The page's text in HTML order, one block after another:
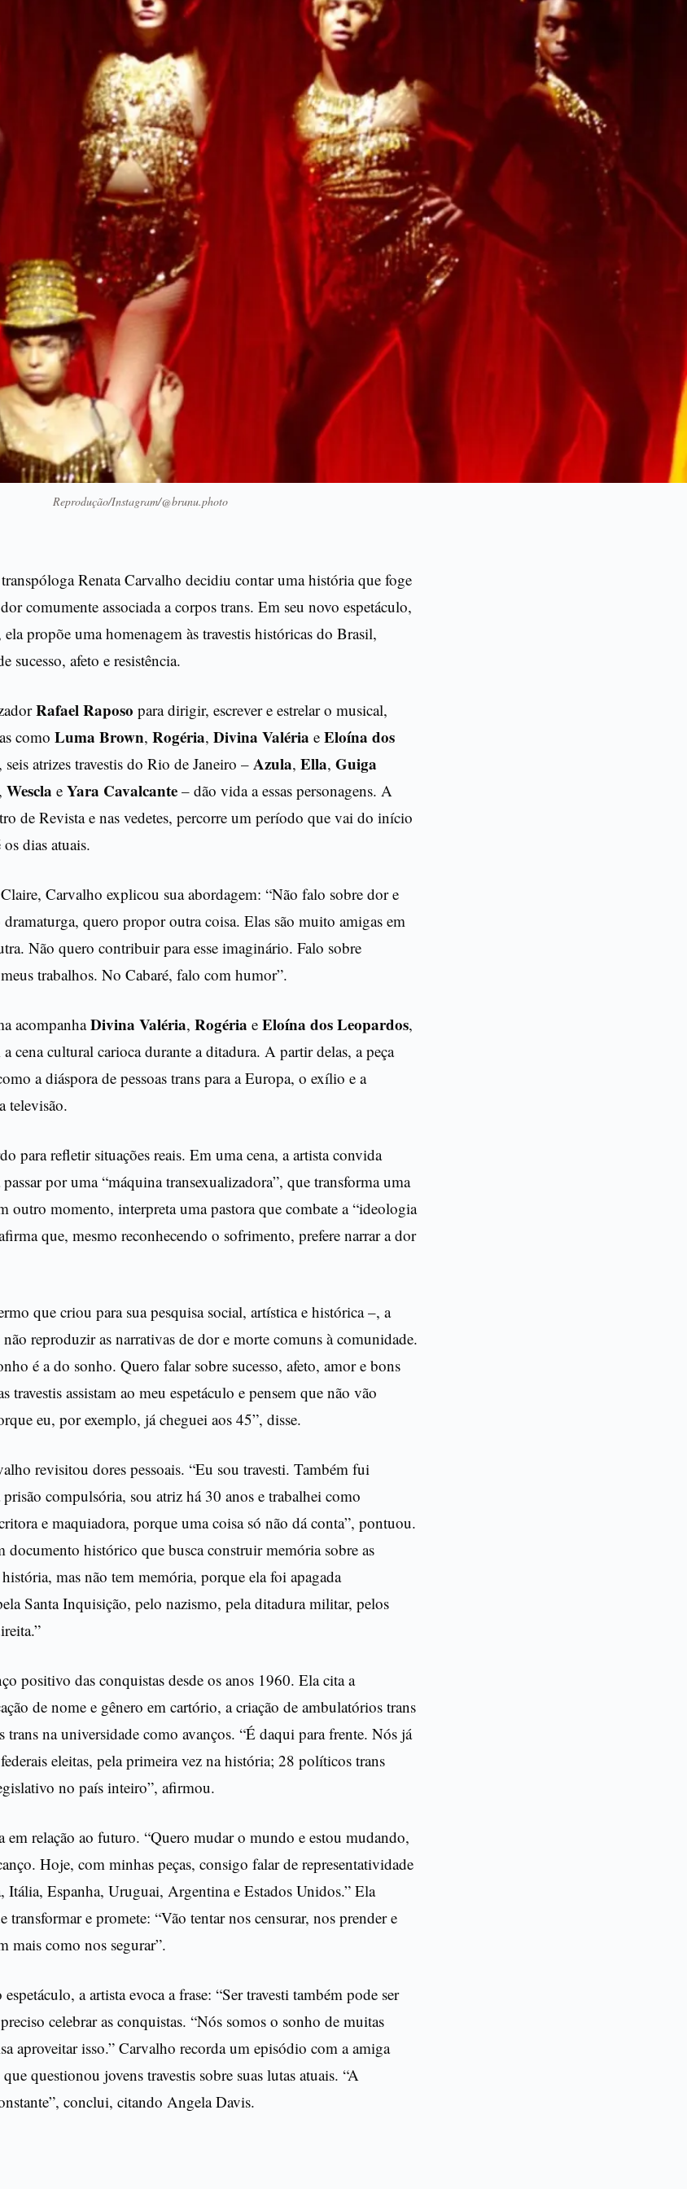
Reprodução/Instagram/@brunu.photo
Renata Carvalho decidiu contar uma história que foge
comumente associada a corpos trans. Em seu novo espetáculo,
ela propõe uma homenagem às travestis históricas do Brasil,
sucesso, afeto e resistência.
Rafael Raposo para dirigir, escrever e estrelar o musical,
como Luma Brown, Rogéria, Divina Valéria e Eloína dos
atrizes travestis do Rio de Janeiro – Azula, Ella, Guiga
, Wescla e Yara Cavalcante – dão vida a essas personagens. A
de Revista e nas vedetes, percorre um período que vai do início
dias atuais.
Carvalho explicou sua abordagem: “Não falo sobre dor e
quero propor outra coisa. Elas são muito amigas em
Não quero contribuir para esse imaginário. Falo sobre
trabalhos. No Cabaré, falo com humor”.
acompanhaDivina Valéria, Rogéria e Eloína dos Leopardos,
a cena cultural carioca durante a ditadura. A partir delas, a peça
a diáspora de pessoas trans para a Europa, o exílio e a
televisão.
para refletir situações reais. Em uma cena, a artista convida
por uma “máquina transexualizadora”, que transforma uma
outro momento, interpreta uma pastora que combate a “ideologia
que, mesmo reconhecendo o sofrimento, prefere narrar a dor
que criou para sua pesquisa social, artística e histórica –, a
reproduzir as narrativas de dor e morte comuns à comunidade.
é a do sonho. Quero falar sobre sucesso, afeto, amor e bons
travestis assistam ao meu espetáculo e pensem que não vão
eu, por exemplo, já cheguei aos 45”, disse.
revisitou dores pessoais. “Eu sou travesti. Também fui
prisão compulsória, sou atriz há 30 anos e trabalhei como
e maquiadora, porque uma coisa só não dá conta”, pontuou.
documento histórico que busca construir memória sobre as
mas não tem memória, porque ela foi apagada
Santa Inquisição, pelo nazismo, pela ditadura militar, pelos
positivo das conquistas desde os anos 1960. Ela cita a
de nome e gênero em cartório, a criação de ambulatórios trans
trans na universidade como avanços. “É daqui para frente. Nós já
eleitas, pela primeira vez na história; 28 políticos trans
no país inteiro”, afirmou.
em relação ao futuro. “Quero mudar o mundo e estou mudando,
Hoje, com minhas peças, consigo falar de representatividade
Itália, Espanha, Uruguai, Argentina e Estados Unidos.” Ela
transformar e promete: “Vão tentar nos censurar, nos prender e
mais como nos segurar”.
a artista evoca a frase: “Ser travesti também pode ser
celebrar as conquistas. “Nós somos o sonho de muitas
aproveitar isso.” Carvalho recorda um episódio com a amiga
que questionou jovens travestis sobre suas lutas atuais. “A
conclui, citando Angela Davis.